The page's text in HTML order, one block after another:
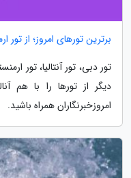
برترین تورهای امروز؛ از تور ارمنستان تا
تور دبی، تور آنتالیا، تور
دیگر از تورها را با هم
امروزخبرنگاران همراه باشید.